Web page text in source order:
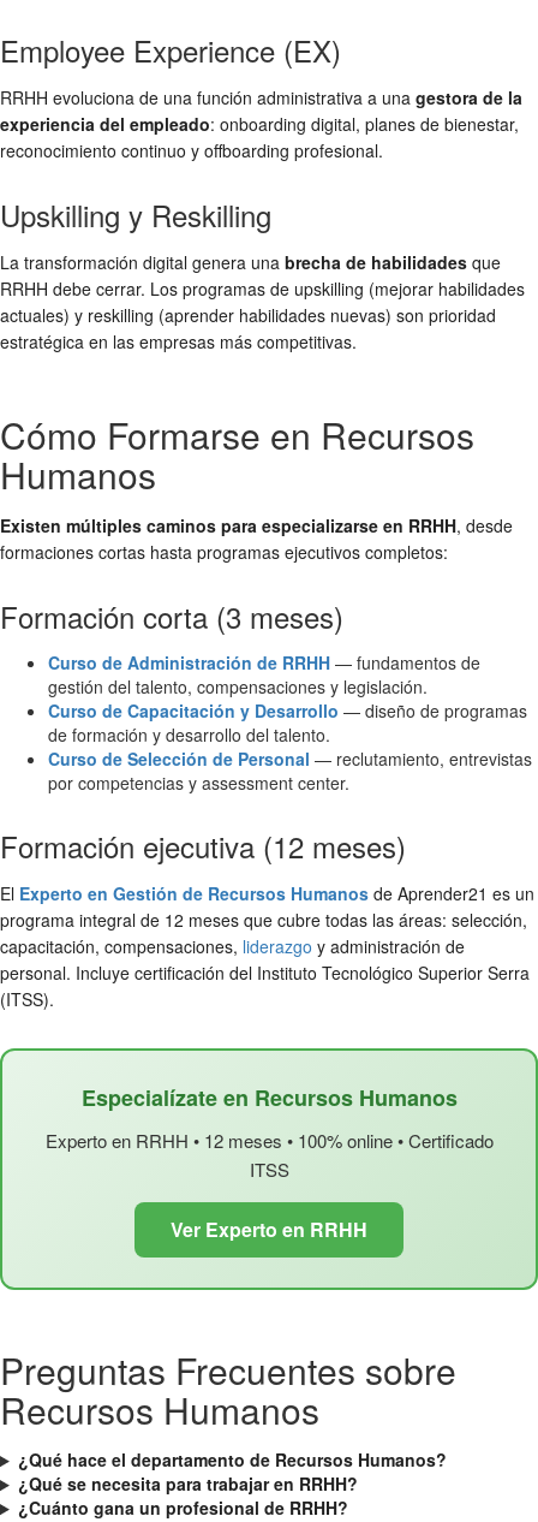
Employee Experience (EX)
RRHH evoluciona de una función administrativa a una gestora de la
experiencia del empleado: onboarding digital, planes de bienestar,
reconocimiento continuo y offboarding profesional.
Upskilling y Reskilling
La transformación digital genera una brecha de habilidades que
RRHH debe cerrar. Los programas de upskilling (mejorar habilidades
actuales) y reskilling (aprender habilidades nuevas) son prioridad
estratégica en las empresas más competitivas.
Cómo Formarse en Recursos
Humanos
Existen múltiples caminos para especializarse en RRHH, desde
formaciones cortas hasta programas ejecutivos completos:
Formación corta (3 meses)
Curso de Administración de RRHH — fundamentos de
gestión del talento, compensaciones y legislación.
Curso de Capacitación y Desarrollo — diseño de programas
de formación y desarrollo del talento.
Curso de Selección de Personal — reclutamiento, entrevistas
por competencias y assessment center.
Formación ejecutiva (12 meses)
El Experto en Gestión de Recursos Humanos de Aprender21 es un
programa integral de 12 meses que cubre todas las áreas: selección,
capacitación, compensaciones, liderazgo y administración de
personal. Incluye certificación del Instituto Tecnológico Superior Serra
(ITSS).
Especialízate en Recursos Humanos
Experto en RRHH • 12 meses • 100% online • Certificado
ITSS
Ver Experto en RRHH
Preguntas Frecuentes sobre
Recursos Humanos
¿Qué hace el departamento de Recursos Humanos?
¿Qué se necesita para trabajar en RRHH?
¿Cuánto gana un profesional de RRHH?